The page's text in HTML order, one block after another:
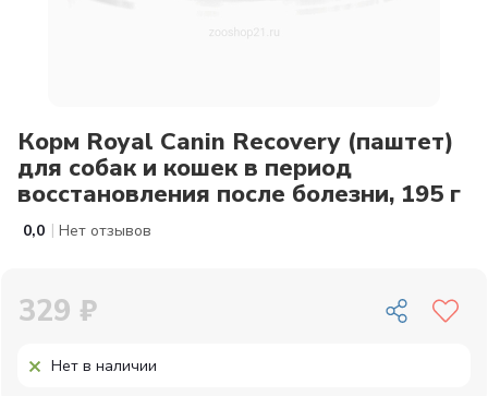
Корм Royal Canin Recovery (паштет)
для собак и кошек в период
восстановления после болезни, 195 г
0,0 | Нет отзывов
329 ₽
Нет в наличии